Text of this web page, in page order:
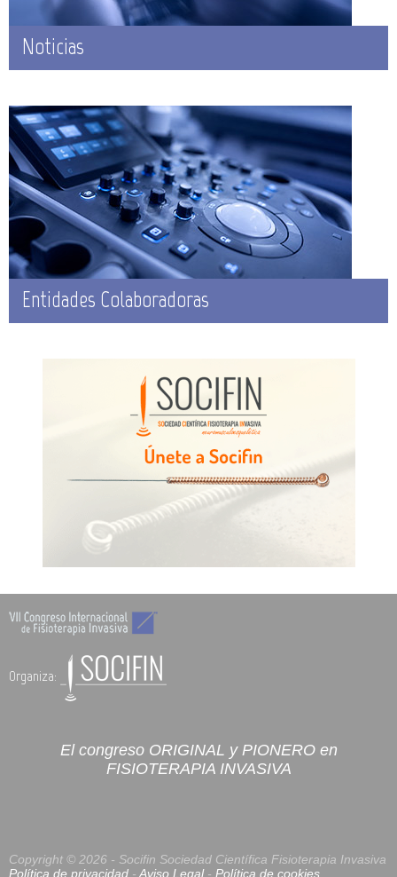
Noticias
Entidades Colaboradoras
Organiza:
El congreso ORIGINAL y PIONERO en
FISIOTERAPIA INVASIVA
Copyright © 2026 - Socifin Sociedad Científica Fisioterapia Invasiva
Política de privacidad - Aviso Legal- Política de cookies